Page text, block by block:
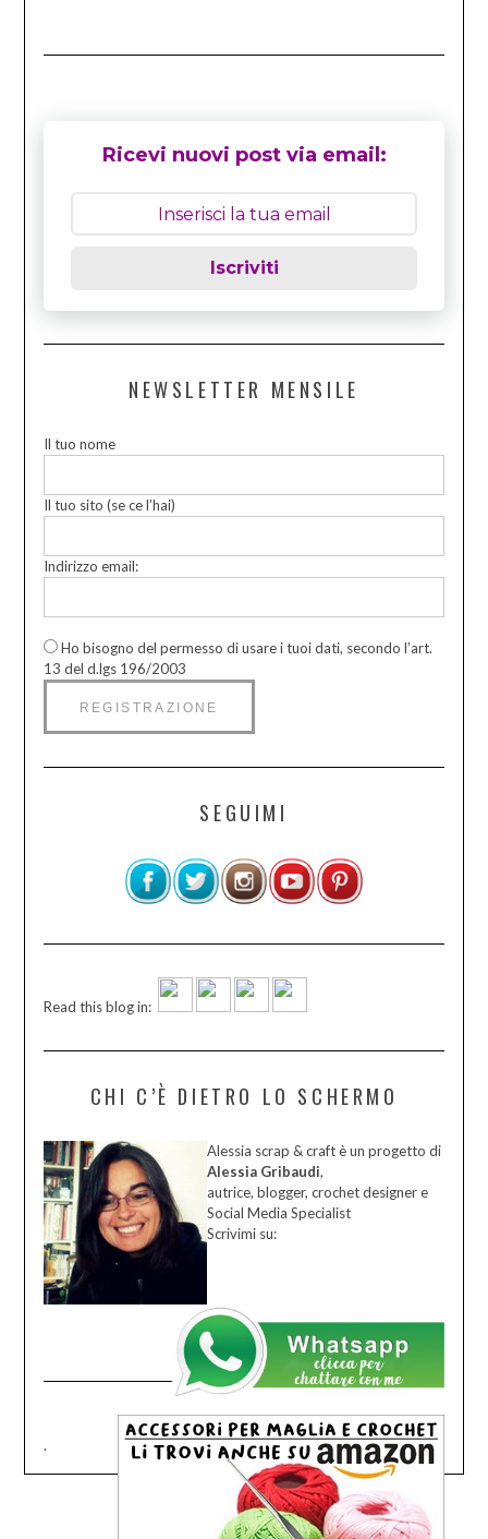
Ricevi nuovi post via email:
Iscriviti
NEWSLETTER MENSILE
Il tuo nome
Il tuo sito (se ce l’hai)
Indirizzo email:
Ho bisogno del permesso di usare i tuoi dati, secondo l’art.
13 del d.lgs 196/2003
SEGUIMI
Read this blog in:
CHI C’È DIETRO LO SCHERMO
Alessia scrap & craft è un progetto di
Alessia Gribaudi,
autrice, blogger, crochet designer e
Social Media Specialist
Scrivimi su:
.